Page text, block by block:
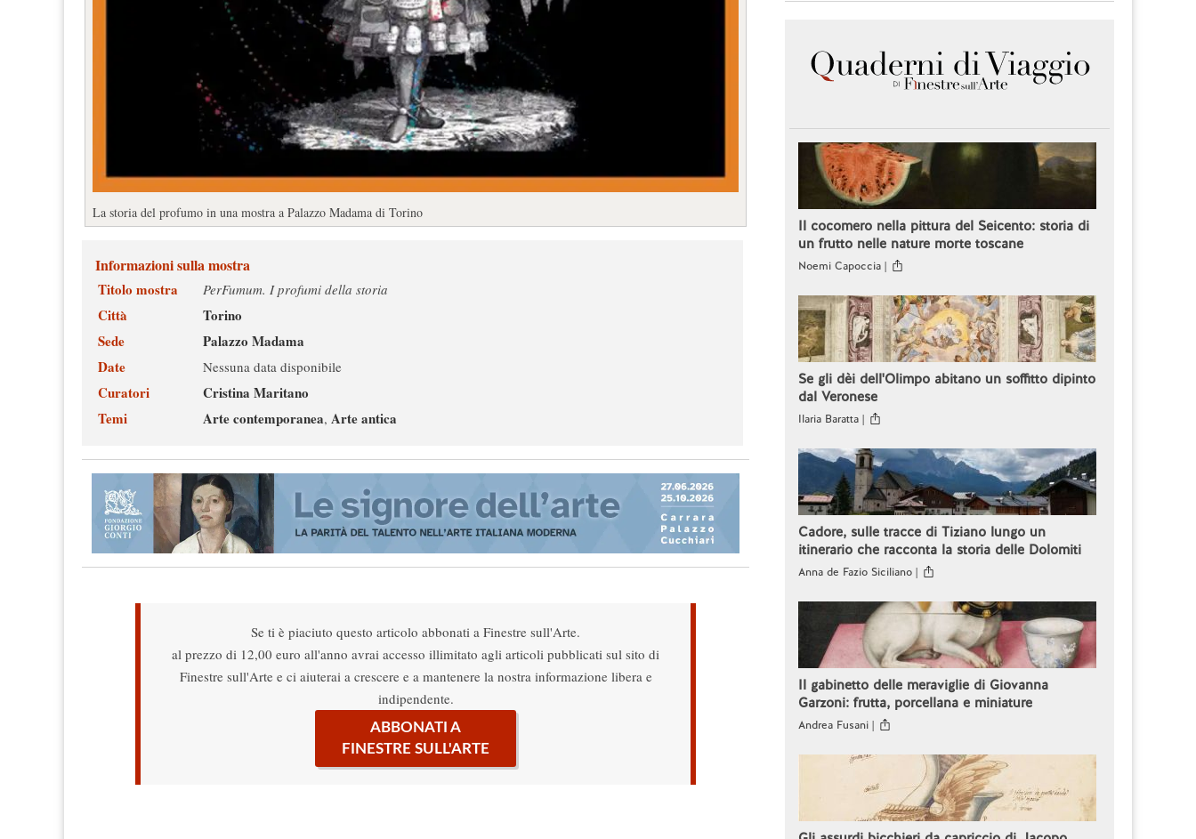
La storia del profumo in una mostra a Palazzo Madama di Torino
Informazioni sulla mostra
Titolo mostra PerFumum. I profumi della storia
Città
Torino
Sede
Palazzo Madama
Date
Nessuna data disponibile
Curatori
Cristina Maritano
Temi
Arte contemporanea, Arte antica
Se ti è piaciuto questo articolo abbonati a Finestre sull'Arte.
al prezzo di 12,00 euro all'anno avrai accesso illimitato agli articoli pubblicati sul sito di
Finestre sull'Arte e ci aiuterai a crescere e a mantenere la nostra informazione libera e
indipendente.
ABBONATI A
FINESTRE SULL'ARTE
Il cocomero nella pittura del Seicento: storia di
un frutto nelle nature morte toscane
Noemi Capoccia |
Se gli dèi dell'Olimpo abitano un soffitto dipinto
dal Veronese
Ilaria Baratta |
Cadore, sulle tracce di Tiziano lungo un
itinerario che racconta la storia delle Dolomiti
Anna de Fazio Siciliano |
Il gabinetto delle meraviglie di Giovanna
Garzoni: frutta, porcellana e miniature
Andrea Fusani |